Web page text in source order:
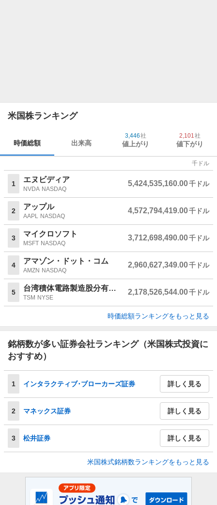
米国株ランキング
時価総額 出来高
3,446社
値上がり
2,101社
値下がり
千ドル
1 エヌビディア
NVDA NASDAQ
5,424,535,160.00千ドル
2 アップル
AAPL NASDAQ
4,572,794,419.00千ドル
3 マイクロソフト
MSFT NASDAQ
3,712,698,490.00千ドル
4 アマゾン・ドット・コム
AMZN NASDAQ
2,960,627,349.00千ドル
5 台湾積体電路製造股分有限公司
TSM NYSE
2,178,526,544.00千ドル
時価総額ランキングをもっと見る
銘柄数が多い証券会社ランキング（米国株式投資に
おすすめ）
1 インタラクティブ･ブローカーズ証券 詳しく見る
2 マネックス証券 詳しく見る
3 松井証券 詳しく見る
米国株式銘柄数ランキングをもっと見る